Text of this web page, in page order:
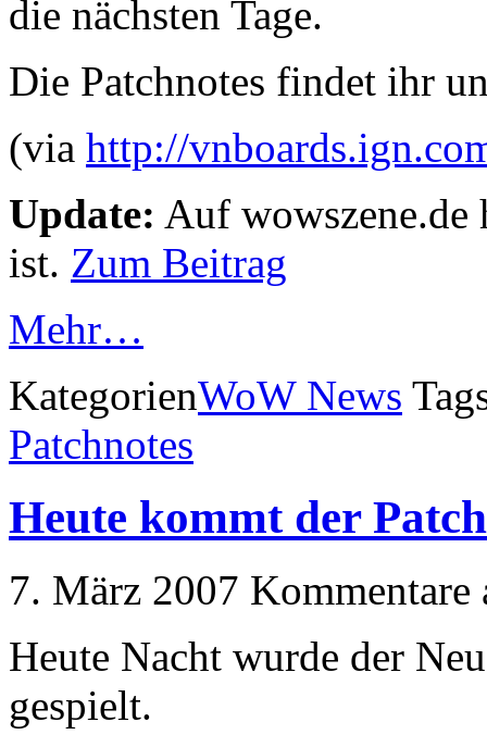
die nächsten Tage.
Die Patchnotes findet ihr
(via http://
Update: Auf wowszene.de
ist. Zum Beitrag
Mehr…
KategorienWoW News
Patchnotes
Heute kommt der
7. März 2007 Kommentare
Heute Nacht wurde der
gespielt.